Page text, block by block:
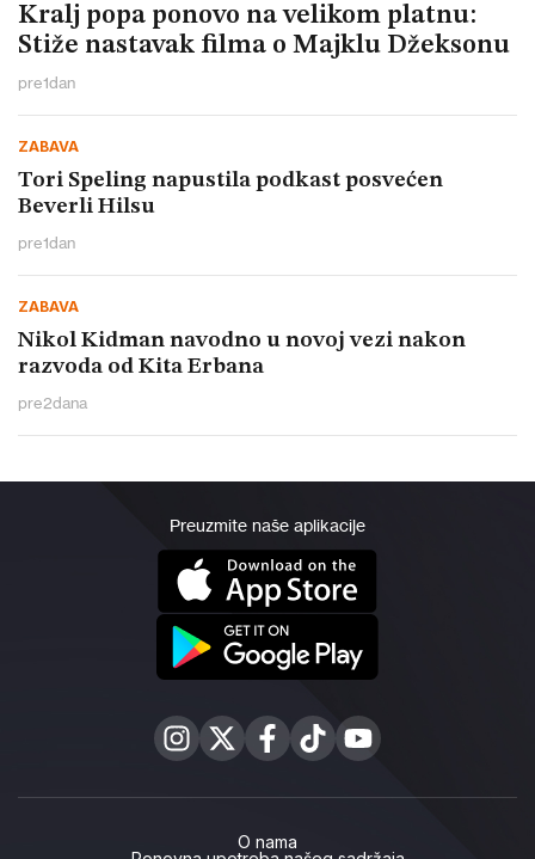
Kralj popa ponovo na velikom platnu:
Stiže nastavak filma o Majklu Džeksonu
pre1dan
ZABAVA
Tori Speling napustila podkast posvećen
Beverli Hilsu
pre1dan
ZABAVA
Nikol Kidman navodno u novoj vezi nakon
razvoda od Kita Erbana
pre2dana
Preuzmite naše aplikacije
O nama